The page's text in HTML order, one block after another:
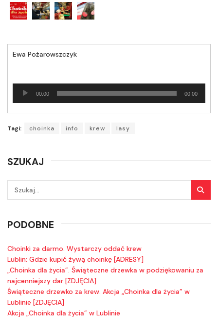
Ewa Pożarowszczyk
Odtwarzacz
plików
00:00 00:00
Tagi: choinka info krew lasy
SZUKAJ
PODOBNE
Choinki za darmo. Wystarczy oddać krew
Lublin: Gdzie kupić żywą choinkę [ADRESY]
„Choinka dla życia”. Świąteczne drzewka w podziękowaniu za
najcenniejszy dar [ZDJĘCIA]
Świąteczne drzewko za krew. Akcja „Choinka dla życia” w
Lublinie [ZDJĘCIA]
Akcja „Choinka dla życia” w Lublinie